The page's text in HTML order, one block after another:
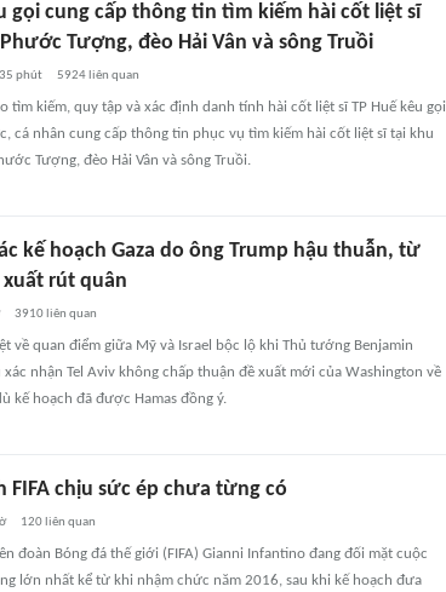
gọi cung cấp thông tin tìm kiếm hài cốt liệt sĩ
Tượng, đèo Hải Vân và sông Truồi
35 phút 5924liên quan
tìm kiếm, quy tập và xác định danh tính hài cốt liệt sĩ TP Huế kêu gọi
cá nhân cung cấp thông tin phục vụ tìm kiếm hài cốt liệt sĩ tại khu
Tượng, đèo Hải Vân và sông Truồi.
kế hoạch Gaza do ông Trump hậu thuẫn, từ
rút quân
3910liên quan
về quan điểm giữa Mỹ và Israel bộc lộ khi Thủ tướng Benjamin
xác nhận Tel Aviv không chấp thuận đề xuất mới của Washington về
kế hoạch đã được Hamas đồng ý.
FIFA chịu sức ép chưa từng có
120 liên quan
đoàn Bóng đá thế giới (FIFA) Gianni Infantino đang đối mặt cuộc
lớn nhất kể từ khi nhậm chức năm 2016, sau khi kế hoạch đưa